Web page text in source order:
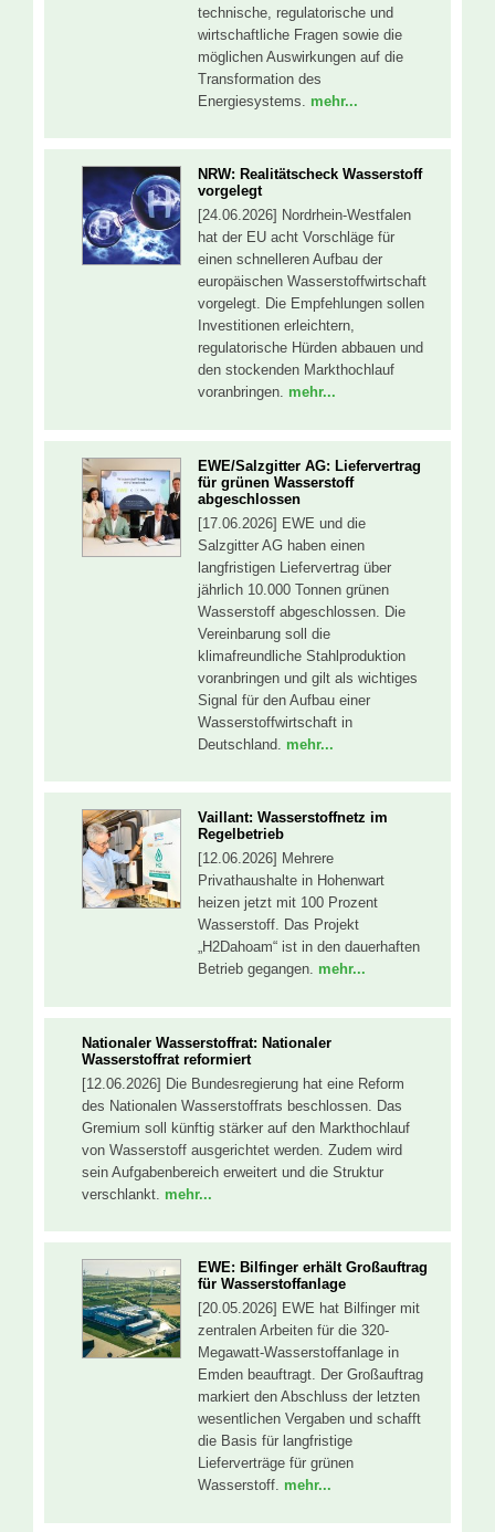
technische, regulatorische und
wirtschaftliche Fragen sowie die
möglichen Auswirkungen auf die
Transformation des
Energiesystems. mehr...
NRW: Realitätscheck Wasserstoff
vorgelegt
[24.06.2026] Nordrhein-Westfalen
hat der EU acht Vorschläge für
einen schnelleren Aufbau der
europäischen Wasserstoffwirtschaft
vorgelegt. Die Empfehlungen sollen
Investitionen erleichtern,
regulatorische Hürden abbauen und
den stockenden Markthochlauf
voranbringen. mehr...
EWE/Salzgitter AG: Liefervertrag
für grünen Wasserstoff
abgeschlossen
[17.06.2026] EWE und die
Salzgitter AG haben einen
langfristigen Liefervertrag über
jährlich 10.000 Tonnen grünen
Wasserstoff abgeschlossen. Die
Vereinbarung soll die
klimafreundliche Stahlproduktion
voranbringen und gilt als wichtiges
Signal für den Aufbau einer
Wasserstoffwirtschaft in
Deutschland. mehr...
Vaillant: Wasserstoffnetz im
Regelbetrieb
[12.06.2026] Mehrere
Privathaushalte in Hohenwart
heizen jetzt mit 100 Prozent
Wasserstoff. Das Projekt
„H2Dahoam“ ist in den dauerhaften
Betrieb gegangen. mehr...
Nationaler Wasserstoffrat: Nationaler
Wasserstoffrat reformiert
[12.06.2026] Die Bundesregierung hat eine Reform
des Nationalen Wasserstoffrats beschlossen. Das
Gremium soll künftig stärker auf den Markthochlauf
von Wasserstoff ausgerichtet werden. Zudem wird
sein Aufgabenbereich erweitert und die Struktur
verschlankt. mehr...
EWE: Bilfinger erhält Großauftrag
für Wasserstoffanlage
[20.05.2026] EWE hat Bilfinger mit
zentralen Arbeiten für die 320-
Megawatt-Wasserstoffanlage in
Emden beauftragt. Der Großauftrag
markiert den Abschluss der letzten
wesentlichen Vergaben und schafft
die Basis für langfristige
Lieferverträge für grünen
Wasserstoff. mehr...